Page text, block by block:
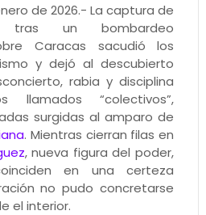
de 2026.- La captura de
un bombardeo
Caracas sacudió los
y dejó al descubierto
rabia y disciplina
“colectivos”,
surgidas al amparo de
. Mientras cierran filas en
, nueva figura del poder,
en una certeza
no pudo concretarse
el interior.